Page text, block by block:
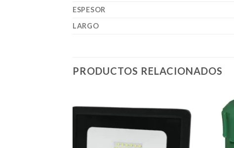
ESPESOR
LARGO
PRODUCTOS RELACIONADOS